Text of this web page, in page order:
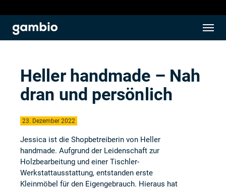
Heller handmade – Nah
dran und persönlich
23. Dezember 2022
Jessica ist die Shopbetreiberin von Heller
handmade. Aufgrund der Leidenschaft zur
Holzbearbeitung und einer Tischler-
Werkstattausstattung, entstanden erste
Kleinmöbel für den Eigengebrauch. Hieraus hat